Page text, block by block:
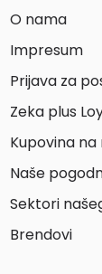
O nama
Impresum
Prijava za
Zeka plus
Kupovina
Naše
Sektori
Brendovi